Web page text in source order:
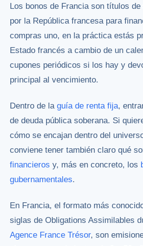
Los bonos de Francia son títulos de
por la República francesa para
compras uno, en la práctica estás
Estado francés a cambio de un
cupones periódicos si los hay y
principal al vencimiento.
Dentro de la guía de renta fija,
de deuda pública soberana. Si
cómo se encajan dentro del
conviene tener también claro qué
financieros y, más en concreto, los
gubernamentales.
En Francia, el formato más
siglas de Obligations Assimilables
Agence France Trésor, son